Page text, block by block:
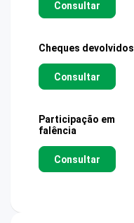
Consultar
Cheques devolvidos
Consultar
Participação em
falência
Consultar